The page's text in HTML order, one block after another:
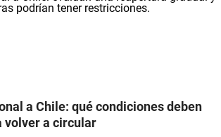
a Chile: qué condiciones deben
volver a circular